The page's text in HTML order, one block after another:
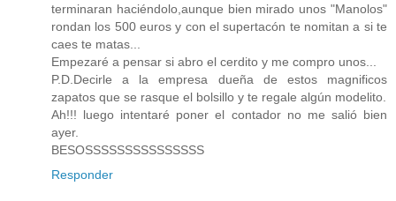
terminaran haciéndolo,aunque bien mirado unos "Manolos"
rondan los 500 euros y con el supertacón te nomitan a si te
caes te matas...
Empezaré a pensar si abro el cerdito y me compro unos...
P.D.Decirle a la empresa dueña de estos magnificos
zapatos que se rasque el bolsillo y te regale algún modelito.
Ah!!! luego intentaré poner el contador no me salió bien
ayer.
BESOSSSSSSSSSSSSSSS
Responder